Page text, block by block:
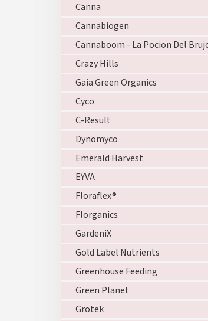
Canna
Cannabiogen
Cannaboom - La Pocion Del
Crazy Hills
Gaia Green Organics
Cyco
C-Result
Dynomyco
Emerald Harvest
EYVA
Floraflex®
Florganics
GardeniX
Gold Label Nutrients
Greenhouse Feeding
Green Planet
Grotek